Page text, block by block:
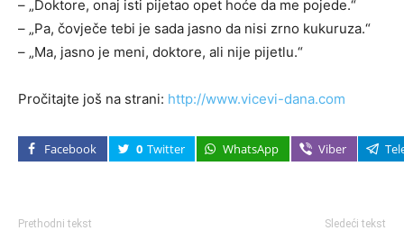
– „Doktore, onaj isti pijetao opet hoće da me pojede.“
– „Pa, čovječe tebi je sada jasno da nisi zrno kukuruza.“
– „Ma, jasno je meni, doktore, ali nije pijetlu.“
Pročitajte još na strani: http://www.vicevi-dana.com
Facebook 0 Twitter WhatsApp Viber
Prethodni tekst Sledeći tekst